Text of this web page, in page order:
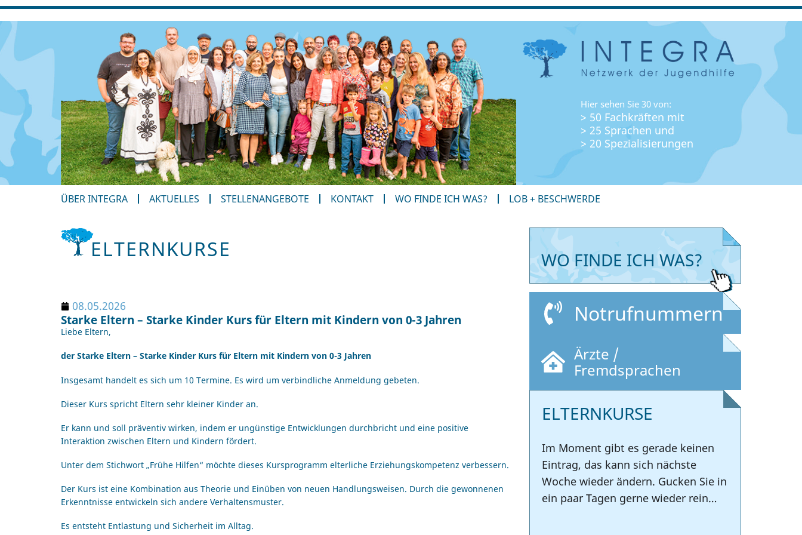
Hier sehen Sie 30 von:
> 50 Fachkräften mit
> 25 Sprachen und
> 20 Spezialisierungen
ÜBER INTEGRA AKTUELLES STELLENANGEBOTE KONTAKT WO FINDE ICH WAS? LOB + BESCHWERDE
ELTERNKURSE
08.05.2026
Starke Eltern – Starke Kinder Kurs für Eltern mit Kindern von 0-3 Jahren
Liebe Eltern,
der Starke Eltern – Starke Kinder Kurs für Eltern mit Kindern von 0-3 Jahren
Insgesamt handelt es sich um 10 Termine. Es wird um verbindliche Anmeldung gebeten.
Dieser Kurs spricht Eltern sehr kleiner Kinder an.
Er kann und soll präventiv wirken, indem er ungünstige Entwicklungen durchbricht und eine positive
Interaktion zwischen Eltern und Kindern fördert.
Unter dem Stichwort „Frühe Hilfen“ möchte dieses Kursprogramm elterliche Erziehungskompetenz verbessern.
Der Kurs ist eine Kombination aus Theorie und Einüben von neuen Handlungsweisen. Durch die gewonnenen
Erkenntnisse entwickeln sich andere Verhaltensmuster.
Es entsteht Entlastung und Sicherheit im Alltag.
WO FINDE ICH WAS?
Notrufnummern
Ärzte /
Fremdsprachen
ELTERNKURSE
Im Moment gibt es gerade keinen
Eintrag, das kann sich nächste
Woche wieder ändern. Gucken Sie in
ein paar Tagen gerne wieder rein…